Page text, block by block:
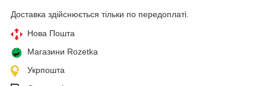
Доставка здійснюється тільки по передоплаті.
Нова Пошта
Магазини Rozetka
Укрпошта